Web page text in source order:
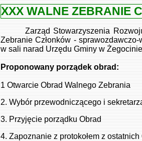
XXX WALNE ZEBRANIE
Zarząd Stowarzyszenia Rozwoju
Zebranie Członków -
w sali narad Urzędu Gminy w
Proponowany porządek obrad:
1 Otwarcie Obrad Walnego Zebrania
2. Wybór przewodniczącego i
3. Przyjęcie porządku Obrad
4. Zapoznanie z protokołem z